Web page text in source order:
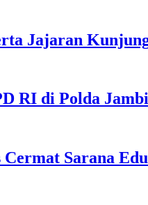
Jajaran
RI di Polda
Sarana